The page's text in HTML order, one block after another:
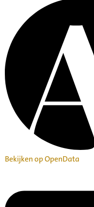
Bekijken op OpenData